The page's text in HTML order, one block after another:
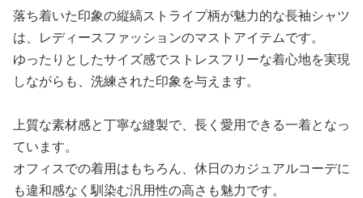
落ち着いた印象の縦縞ストライプ柄が魅力的な長袖シャツ
は、レディースファッションのマストアイテムです。
ゆったりとしたサイズ感でストレスフリーな着心地を実現
しながらも、洗練された印象を与えます。
上質な素材感と丁寧な縫製で、長く愛用できる一着となっ
ています。
オフィスでの着用はもちろん、休日のカジュアルコーデに
も違和感なく馴染む汎用性の高さも魅力です。